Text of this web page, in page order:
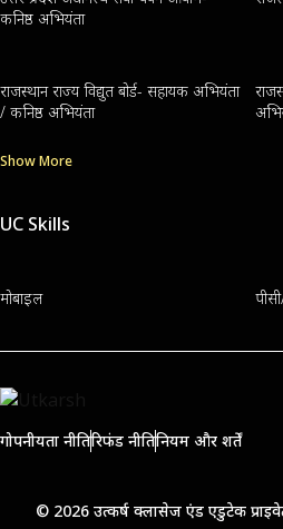
कनिष्ठ अभियंता
राजस्थान राज्य विद्युत बोर्ड- सहायक अभियंता
/ कनिष्ठ अभियंता
Show More
UC Skills
मोबाइल
गोपनीयता नीतिरिफंड नीतिनियम और शर्तें
© 2026 उत्कर्ष क्लासेज एंड एडुटेक